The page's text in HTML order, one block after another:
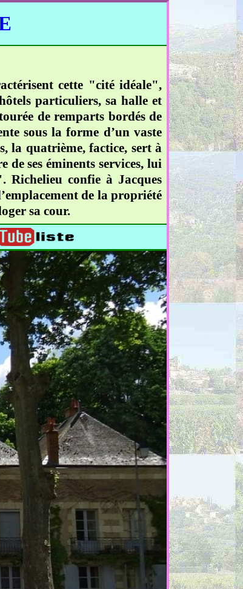
cette "cité idéale",
particuliers, sa halle et
de remparts bordés de
sous la forme d’un vaste
la quatrième, factice, sert à
ses éminents services, lui
confie à Jacques
de la propriété
sa cour.